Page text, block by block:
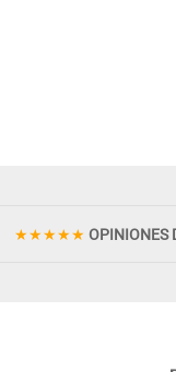
★★★★★ OPINIONES